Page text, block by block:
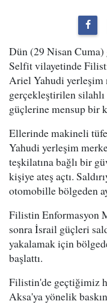
Dün (29 Nisan Cuma)
Selfit vilayetinde
Ariel Yahudi yerleşim
gerçekleştirilen
güçlerine mensup bir
Ellerinde makineli
Yahudi yerleşim
teşkilatına bağlı bir
kişiye ateş açtı.
otomobille bölgeden
Filistin Enformasyon
sonra İsrail güçleri
yakalamak için
başlattı.
Filistin'de geçtiğimiz
Aksa'ya yönelik